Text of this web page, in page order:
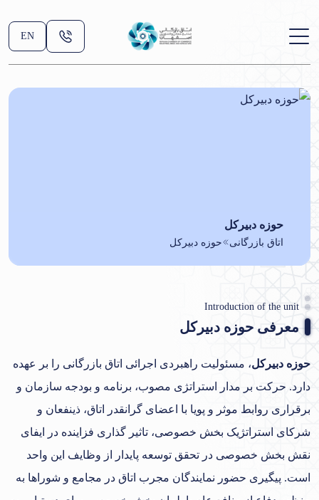
EN
حوزه دبیرکل
اتاق بازرگانی حوزه دبیرکل
Introduction of the unit
معرفی حوزه دبیرکل
حوزه دبیرکل، مسئولیت راهبردی اجرائی اتاق بازرگانی را بر عهده
دارد. حرکت بر مدار استراتژی مصوب، برنامه و بودجه سازمان و
برقراری روابط موثر و پویا با اعضای گرانقدر اتاق، ذینفعان و
شرکای استراتژیک بخش خصوصی، تاثیر گذاری فزاینده در ایفای
نقش بخش خصوصی در تحقق توسعه پایدار از وظایف این واحد
است. پیگیری حضور نمایندگان مجرب اتاق در مجامع و شوراها به